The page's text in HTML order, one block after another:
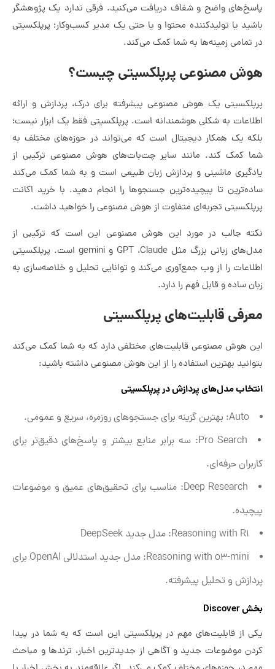
پاسخ‌های واضح و شفاف دریافت می‌کنید. فرقی ندارد یک پژوهشگر
باشید یا تولیدکننده محتوا و یا حتی یک مدیر کسب‌وکار؛ پرپلکسیتی
در تمامی زمینه‌ها به شما کمک می‌کند.
هوش مصنوعی پرپلکسیتی چیست؟
پرپلکسیتی یک هوش مصنوعی پیشرفته برای درک، پردازش و ارائه
اطلاعات به شکلی هوشمندانه است. پرپلکسیتی فقط یک ابزار نیست؛
بلکه یک همکار دیجیتال است که می‌تواند در حوزه‌های مختلف به
شما کمک کند. مانند سایر چت‌بات‌های هوش مصنوعی ترکیبی از
یادگیری ماشینی و پردازش زبان طبیعی است و به شما کمک می‌کند
ساده‌ترین تا پیچیده‌ترین جستجوها را انجام دهید. با خرید اکانت
پرپلکسیتی تجربه‌ای متفاوت از هوش مصنوعی را خواهید داشت.
نکته جالب در مورد این هوش مصنوعی این است که ترکیبی از
مدل‌های زبانی بزرگ مثل GPT ،Claude و gemini است. پرپلکسیتی
اطلاعات را از وب جمع‌آوری می‌کند و توانایی تحلیل و خلاصه‌سازی به‌
زبان ساده و قابل فهم را دارد.
معرفی قابلیت‌های پرپلکسیتی
این هوش مصنوعی قابلیت‌های مختلفی دارد که به شما کمک می‌کند
بتوانید بهترین استفاده را از این هوش مصنوعی داشته باشید:
انتخاب مدل‌های پردازش در پرپلکسیتی
Auto: بهترین گزینه برای جستجوهای روزمره، سریع و عمومی.
Pro Search: سه برابر منابع بیشتر و پاسخ‌های دقیق‌تر برای
کاربران حرفه‌ای.
Deep Research: مناسب برای تحقیق‌های عمیق و موضوعات
پیچیده.
Reasoning with R1: مدل جدید DeepSeek
Reasoning with o3-mini: مدل جدید استدلالی OpenAI برای
پردازش و تحلیل پیشرفته.
بخش Discover
یکی از قابلیت‌های مهم در پرپلکسیتی این است که به شما در پیدا
کردن موضوعات جدید و آگاهی از جدیدترین اخبار، ترندها و مباحث